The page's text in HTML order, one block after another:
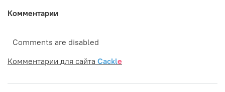
Комментарии
Comments are disabled
Комментарии для сайта Cackle